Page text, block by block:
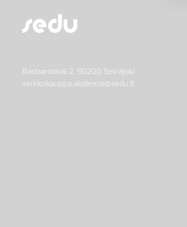
Rastaantaival 2, 60200 Seinäjoki
verkkokauppa.akatemia@sedu.fi